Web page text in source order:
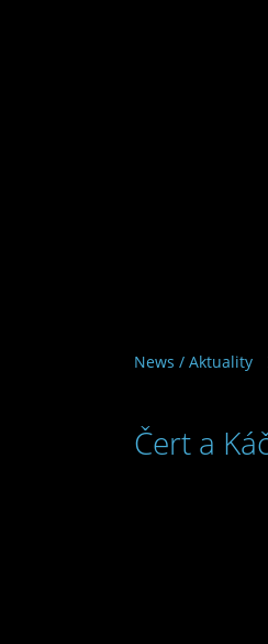
News / Aktuality
Čert a